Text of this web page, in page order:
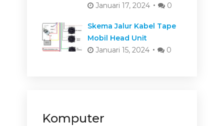
Januari 17, 2024
0
Skema Jalur Kabel Tape
Mobil Head Unit
Januari 15, 2024
0
Komputer